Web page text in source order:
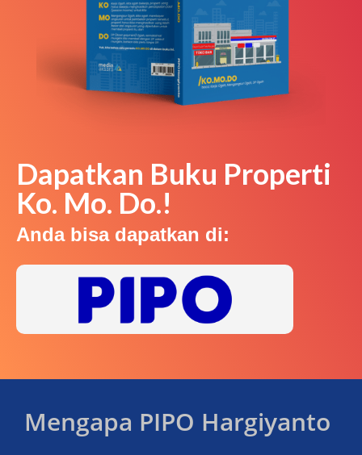
Dapatkan Buku Properti
Ko. Mo. Do.!
Anda bisa dapatkan di:
Mengapa PIPO Hargiyanto